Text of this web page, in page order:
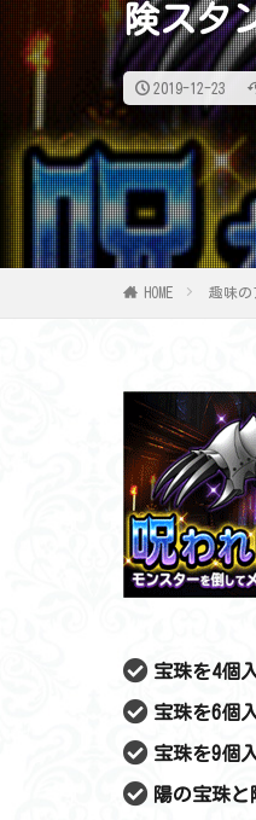
険スタ
2019-12-23
HOME 趣味の
宝珠を4個
宝珠を6個
宝珠を9個
陽の宝珠